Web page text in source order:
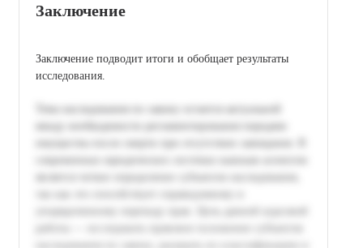
Заключение
Заключение подводит итоги и обобщает результаты
исследования.